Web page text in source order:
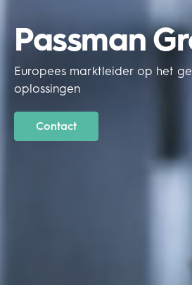
Passman
Europees marktleider op het
oplossingen
Contact